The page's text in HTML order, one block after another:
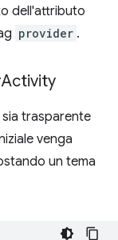
dell'attributo
provider .
Activity
trasparente
venga
un tema